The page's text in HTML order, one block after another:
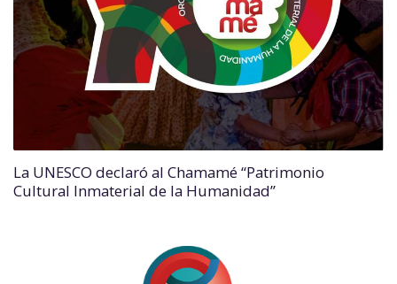
La UNESCO declaró al Chamamé “Patrimonio
Cultural Inmaterial de la Humanidad”